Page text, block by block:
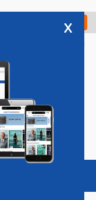
Check in
Vacatures
x